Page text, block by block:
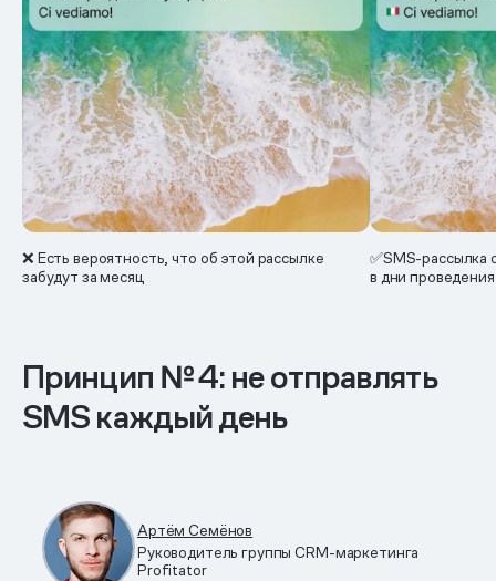
❌ Есть вероятность, что об этой рассылке
забудут за месяц
✅SMS-рассылка
в дни проведения
Принцип № 4: не отправлять
SMS каждый день
Артём Семёнов
Руководитель группы CRM-маркетинга
Profitator